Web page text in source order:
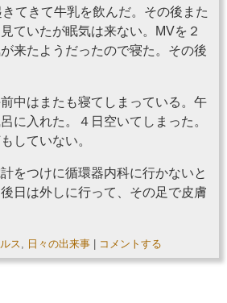
てきて牛乳を飲んだ。その後また
ていたが眠気は来ない。MVを２
来たようだったので寝た。その後
中はまたも寝てしまっている。午
に入れた。４日空いてしまった。
していない。
をつけに循環器内科に行かないと
日は外しに行って、その足で皮膚
ス, 日々の出来事 コメントする